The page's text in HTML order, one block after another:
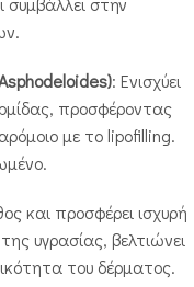
: Ενισχύει
προσφέροντας
με το lipofilling.
και προσφέρει ισχυρή
υγρασίας, βελτιώνει
του δέρματος.